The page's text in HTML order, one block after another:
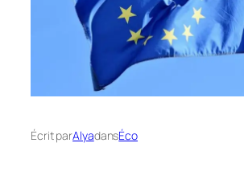
Écrit parAlyadansÉco